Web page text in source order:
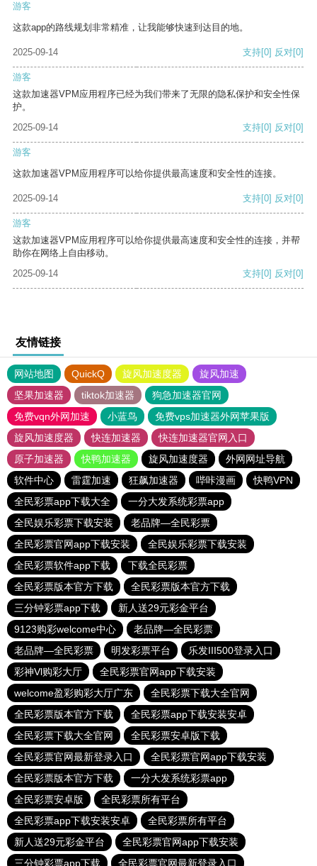
游客
这款app的路线规划非常精准，让我能够快速到达目的地。
2025-09-14 支持[0] 反对[0]
游客
这款加速器VPM应用程序已经为我们带来了无限的隐私保护和安全性保
护。
2025-09-14
支持[0] 反对[0]
游客
这款加速器VPM应用程序可以给你提供最高速度和安全性的连接。
2025-09-14 支持[0] 反对[0]
游客
这款加速器VPM应用程序可以给你提供最高速度和安全性的连接，并帮
助你在网络上自由移动。
2025-09-14
支持[0] 反对[0]
友情链接
网站地图 QuickQ 旋风加速度器
旋风加速
坚果加速器
tiktok加速器
狗急加速器官网
免费vqn外网加速
小蓝鸟
免费vps加速器外网苹果版
旋风加速度器
快连加速器
快连加速器官网入口
原子加速器
快鸭加速器 旋风加速度器
外网网址导航
软件中心
雷霆加速 狂飙加速器 哔咔漫画
快鸭VPN
全民彩票app下载大全
一分大发系统彩票app
全民娱乐彩票下载安装
老品牌—全民彩票
全民彩票官网app下载安装
全民娱乐彩票下载安装
全民彩票软件app下载
下载全民彩票
全民彩票版本官方下载
全民彩票版本官方下载
三分钟彩票app下载
新人送29元彩金平台
9123购彩welcome中心
老品牌—全民彩票
老品牌—全民彩票
明发彩票平台
乐发III500登录入口
彩神Vl购彩大厅
全民彩票官网app下载安装
welcome盈彩购彩大厅广东
全民彩票下载大全官网
全民彩票版本官方下载
全民彩票app下载安装安卓
全民彩票下载大全官网
全民彩票安卓版下载
全民彩票官网最新登录入口
全民彩票官网app下载安装
全民彩票版本官方下载
一分大发系统彩票app
全民彩票安卓版
全民彩票所有平台
全民彩票app下载安装安卓
全民彩票所有平台
新人送29元彩金平台
全民彩票官网app下载安装
三分钟彩票app下载
全民彩票官网最新登录入口